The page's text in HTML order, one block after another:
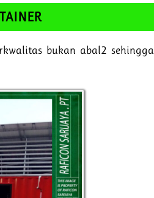
bukan abal2